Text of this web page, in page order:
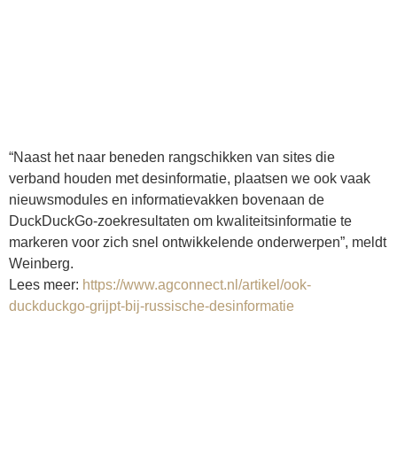
“Naast het naar beneden rangschikken van sites die
verband houden met desinformatie, plaatsen we ook vaak
nieuwsmodules en informatievakken bovenaan de
DuckDuckGo-zoekresultaten om kwaliteitsinformatie te
markeren voor zich snel ontwikkelende onderwerpen”, meldt
Weinberg.
Lees meer: https://www.agconnect.nl/artikel/ook-
duckduckgo-grijpt-bij-russische-desinformatie